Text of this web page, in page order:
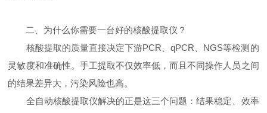
二、为什么你需要一台好的核酸提取仪？
核酸提取的质量直接决定下游PCR、qPCR、NGS等检测的
灵敏度和准确性。手工提取不仅效率低，而且不同操作人员之间
的结果差异大，污染风险也高。
全自动核酸提取仪解决的正是这三个问题：结果稳定、效率